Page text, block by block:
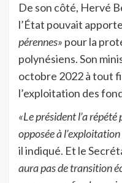
De son côté, Hervé
l’État pouvait
pérennes» pour la
polynésiens. Son
octobre 2022 à tout
l’exploitation des
«Le président l’a
opposée à
il indiqué. Et le
aura pas de transition